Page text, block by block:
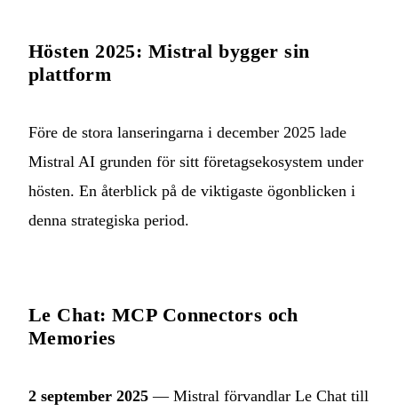
Hösten 2025: Mistral bygger sin
plattform
Före de stora lanseringarna i december 2025 lade
Mistral AI grunden för sitt företagsekosystem under
hösten. En återblick på de viktigaste ögonblicken i
denna strategiska period.
Le Chat: MCP Connectors och
Memories
2 september 2025 — Mistral förvandlar Le Chat till